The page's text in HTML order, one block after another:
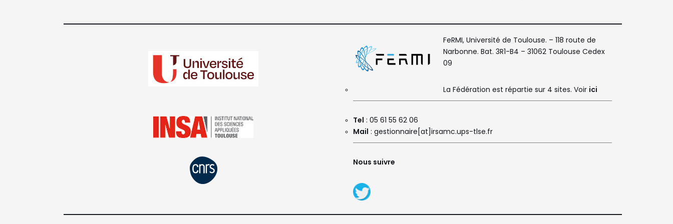
FeRMI, Université de Toulouse. – 118 route de
Narbonne. Bat. 3R1-B4 – 31062 Toulouse Cedex
09
La Fédération est répartie sur 4 sites. Voir ici
Tel : 05 61 55 62 06
Mail : gestionnaire[at]irsamc.ups-tlse.fr
Nous suivre